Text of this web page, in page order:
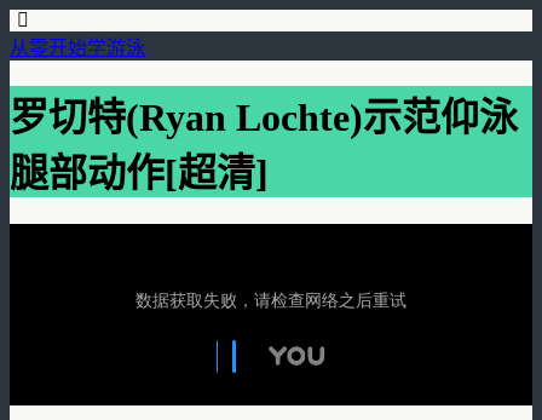
从零开始学游泳
罗切特(Ryan Lochte)示范仰泳
腿部动作[超清]